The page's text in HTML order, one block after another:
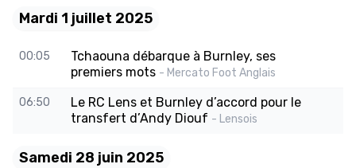
Mardi 1 juillet 2025
00:05
Tchaouna débarque à Burnley, ses
premiers mots - Mercato Foot Anglais
06:50
Le RC Lens et Burnley d’accord pour le
transfert d’Andy Diouf - Lensois
Samedi 28 juin 2025